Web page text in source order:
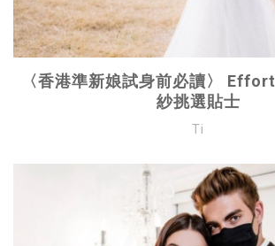
〈香港準新娘試身前必讀〉
紗挑選貼士
Ti